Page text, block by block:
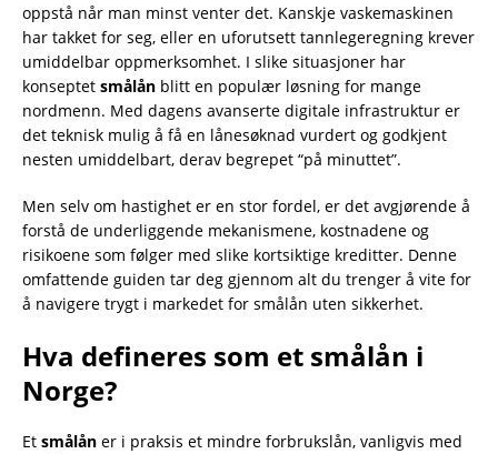
oppstå når man minst venter det. Kanskje vaskemaskinen
har takket for seg, eller en uforutsett tannlegeregning krever
umiddelbar oppmerksomhet. I slike situasjoner har
konseptet smålån blitt en populær løsning for mange
nordmenn. Med dagens avanserte digitale infrastruktur er
det teknisk mulig å få en lånesøknad vurdert og godkjent
nesten umiddelbart, derav begrepet “på minuttet”.
Men selv om hastighet er en stor fordel, er det avgjørende å
forstå de underliggende mekanismene, kostnadene og
risikoene som følger med slike kortsiktige kreditter. Denne
omfattende guiden tar deg gjennom alt du trenger å vite for
å navigere trygt i markedet for smålån uten sikkerhet.
Hva defineres som et smålån i
Norge?
Et smålån er i praksis et mindre forbrukslån, vanligvis med